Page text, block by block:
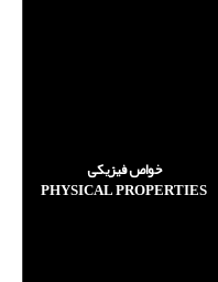
خواص فیزیکی
PHYSICAL PROPERTIES